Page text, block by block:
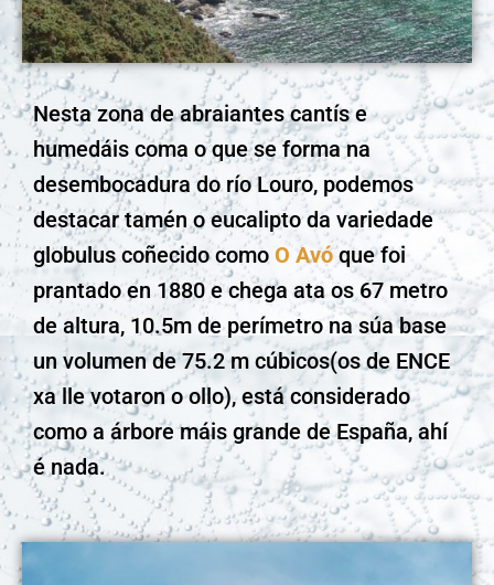
Nesta zona de abraiantes cantís e
humedáis coma o que se forma na
desembocadura do río Louro, podemos
destacar tamén o eucalipto da variedade
globulus coñecido como O Avóque foi
prantado en 1880 e chega ata os 67 metro
de altura, 10.5m de perímetro na súa base
un volumen de 75.2 m cúbicos(os de ENCE
xa lle votaron o ollo), está considerado
como a árbore máis grande de España, ahí
é nada.